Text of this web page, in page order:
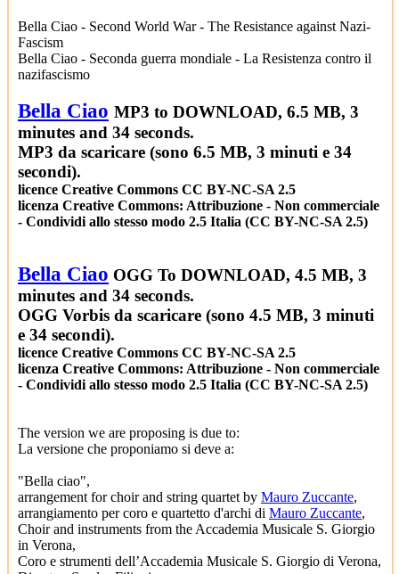
Bella Ciao - Second World War - The Resistance against Nazi-
Fascism
Bella Ciao - Seconda guerra mondiale - La Resistenza contro il
nazifascismo
Bella Ciao MP3 to DOWNLOAD, 6.5 MB, 3
minutes and 34 seconds.
MP3 da scaricare (sono 6.5 MB, 3 minuti e 34
secondi).
licence Creative Commons CC BY-NC-SA 2.5
licenza Creative Commons: Attribuzione - Non commerciale
- Condividi allo stesso modo 2.5 Italia (CC BY-NC-SA 2.5)
Bella Ciao OGG To DOWNLOAD, 4.5 MB, 3
minutes and 34 seconds.
OGG Vorbis da scaricare (sono 4.5 MB, 3 minuti
e 34 secondi).
licence Creative Commons CC BY-NC-SA 2.5
licenza Creative Commons: Attribuzione - Non commerciale
- Condividi allo stesso modo 2.5 Italia (CC BY-NC-SA 2.5)
The version we are proposing is due to:
La versione che proponiamo si deve a:
"Bella ciao",
arrangement for choir and string quartet by Mauro Zuccante,
arrangiamento per coro e quartetto d'archi di Mauro Zuccante,
Choir and instruments from the Accademia Musicale S. Giorgio
in Verona,
Coro e strumenti dell’Accademia Musicale S. Giorgio di Verona,